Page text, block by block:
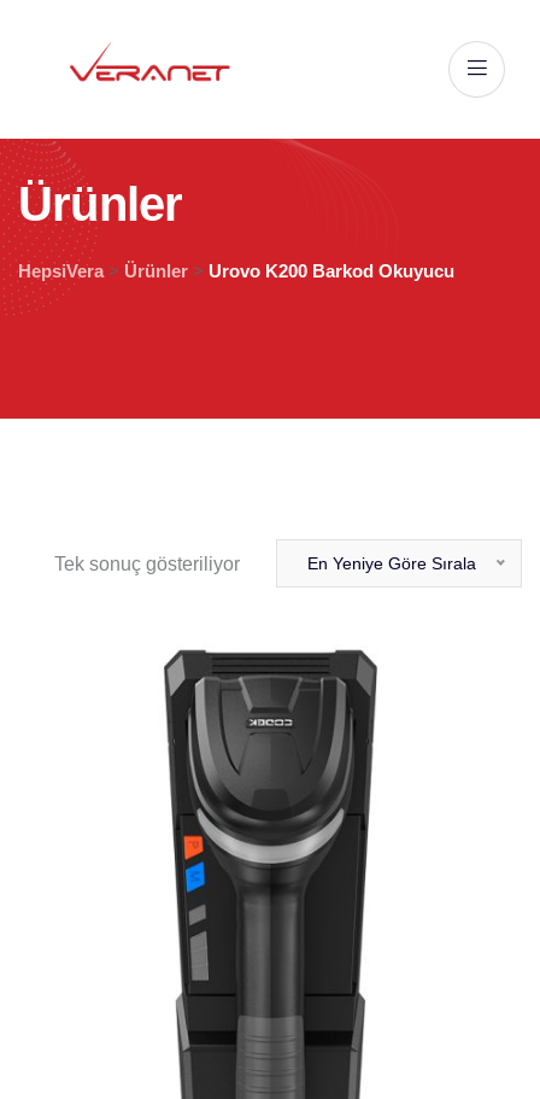
Ürünler
HepsiVera > Ürünler > Urovo K200 Barkod Okuyucu
Tek sonuç gösteriliyor En Yeniye Göre Sırala